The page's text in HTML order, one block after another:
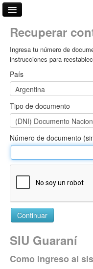
Acceso
Horarios de cursadas
Recuperar
Ingresa tu número de
instrucciones para
País
Tipo de documento
Número de documento
SIU Guaraní
Como ingreso al